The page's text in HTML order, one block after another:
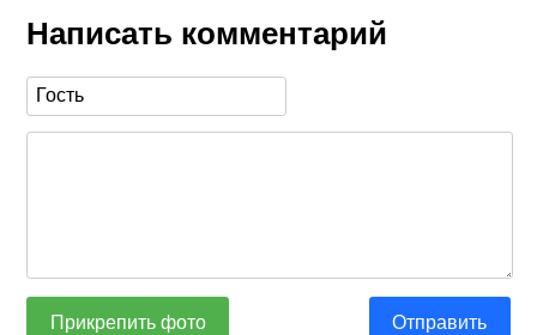
Написать комментарий
Прикрепить фото Отправить